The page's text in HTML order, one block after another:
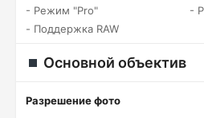
- Режим "Pro"
- Поддержка RAW
-
Основной объектив
Разрешение фото